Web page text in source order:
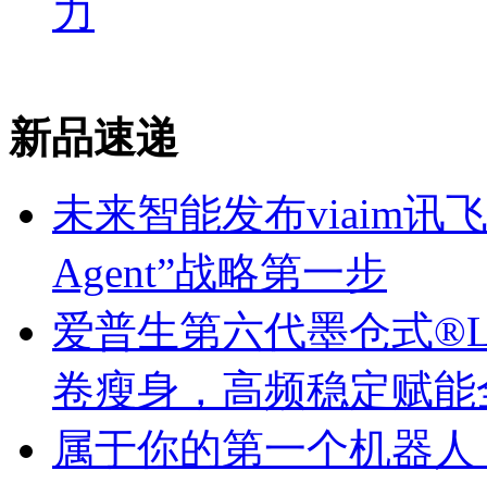
力
新品速递
未来智能发布viaim讯
Agent”战略第一步
爱普生第六代墨仓式
卷瘦身，高频稳定赋
属于你的第一个机器